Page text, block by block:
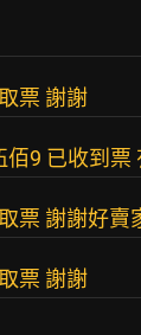
票 謝謝
9 已收到票
票 謝謝好賣
票 謝謝